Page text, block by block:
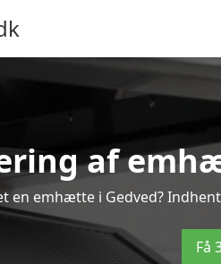
af
en emhætte i Gedved?
Få